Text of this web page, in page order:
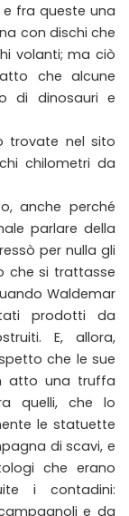
e fra queste una
con dischi che
volanti; ma ciò
che alcune
di dinosauri e
trovate nel sito
chilometri da
anche perché
parlare della
per nulla gli
che si trattasse
Waldemar
prodotti da
E, allora,
che le sue
atto una truffa
quelli, che lo
le statuette
di scavi, e
che erano
i contadini:
e da